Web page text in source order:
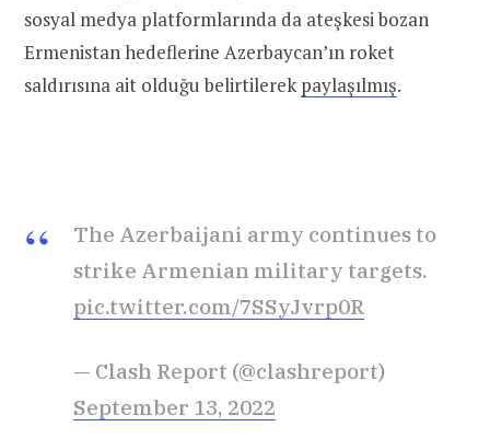
sosyal medya platformlarında da ateşkesi bozan
Ermenistan hedeflerine Azerbaycan’ın roket
saldırısına ait olduğu belirtilerek paylaşılmış.
The Azerbaijani army continues to
strike Armenian military targets.
pic.twitter.com/7SSyJvrp0R
— Clash Report (@clashreport)
September 13, 2022